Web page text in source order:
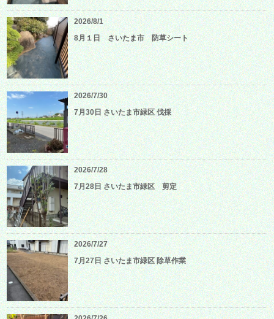
2026/8/1
8月１日 さいたま市 防草シート
2026/7/30
7月30日 さいたま市緑区 伐採
2026/7/28
7月28日 さいたま市緑区 剪定
2026/7/27
7月27日 さいたま市緑区 除草作業